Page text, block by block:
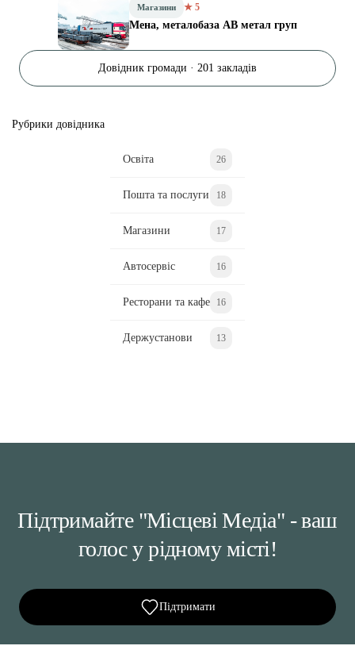
Магазини ★ 5
Мена, металобаза АВ метал груп
Довідник громади · 201 закладів
Рубрики довідника
Освіта 26
Пошта та послуги 18
Магазини 17
Автосервіс 16
Ресторани та кафе 16
Держустанови 13
Підтримайте "Місцеві Медіа" - ваш
голос у рідному місті!
Підтримати